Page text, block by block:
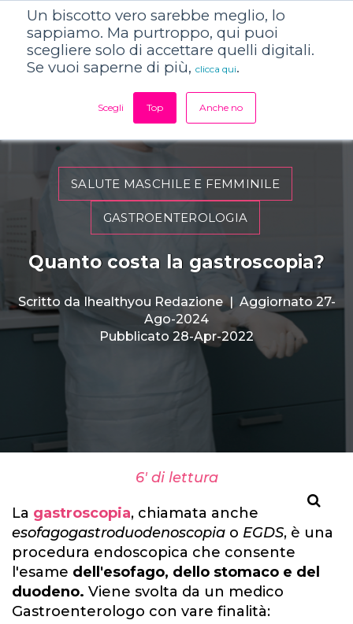
Un biscotto vero sarebbe meglio, lo
sappiamo. Ma purtroppo, qui puoi
scegliere solo di accettare quelli digitali.
Se vuoi saperne di più, clicca qui.
Scegli Top Anche no
SALUTE MASCHILE E FEMMINILE
GASTROENTEROLOGIA
Quanto costa la gastroscopia?
Scritto da Ihealthyou Redazione| Aggiornato 27-
Ago-2024
Pubblicato 28-Apr-2022
6' di lettura
La gastroscopia, chiamata anche
esofagogastroduodenoscopia o EGDS, è una
procedura endoscopica che consente
l'esame dell'esofago, dello stomaco e del
duodeno. Viene svolta da un medico
Gastroenterologo con vare finalità: